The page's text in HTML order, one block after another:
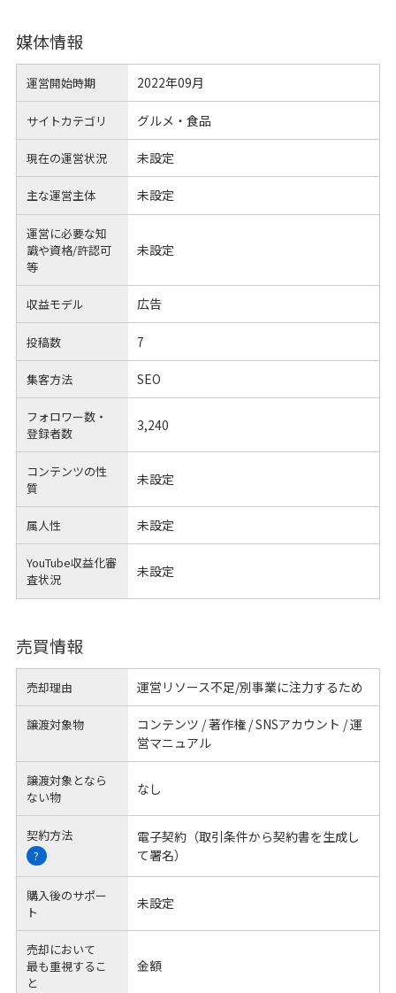
媒体情報
運営開始時期 2022年09月
サイトカテゴリ グルメ・食品
現在の運営状況 未設定
主な運営主体 未設定
運営に必要な知
識や資格/許認可
等
未設定
収益モデル 広告
投稿数 7
集客方法 SEO
フォロワー数・
登録者数
3,240
コンテンツの性
質
未設定
属人性 未設定
YouTube収益化審
査状況
未設定
売買情報
売却理由 運営リソース不足/別事業に注力するため
譲渡対象物
コンテンツ / 著作権 / SNSアカウント / 運
営マニュアル
譲渡対象となら
ない物
なし
契約方法
?
電子契約（取引条件から契約書を生成し
て署名）
購入後のサポー
ト
未設定
売却において
最も重視するこ
と
金額